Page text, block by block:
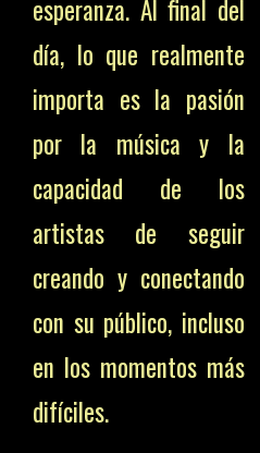
esperanza. Al final del
día, lo que realmente
importa es la pasión
por la música y la
capacidad de los
artistas de seguir
creando y conectando
con su público, incluso
en los momentos más
difíciles.